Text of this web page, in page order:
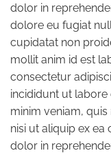
dolor in
dolore eu fugiat
cupidatat non
mollit anim id est
consectetur
incididunt ut labore
minim veniam,
nisi ut aliquip ex
dolor in